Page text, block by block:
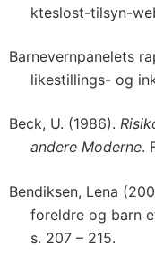
kteslost-tilsyn-
Barnevernpanelets
likestillings- og
Beck, U. (1986).
andere Moderne.
Bendiksen, Lena
foreldre og barn
s. 207 – 215.